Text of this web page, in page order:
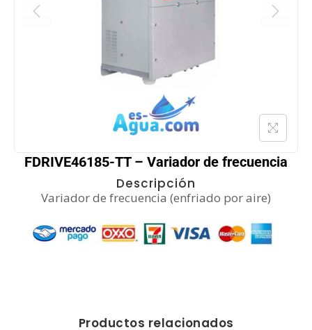
FDRIVE46185-TT – Variador de frecuencia
Descripción
Variador de frecuencia (enfriado por aire)
Productos relacionados